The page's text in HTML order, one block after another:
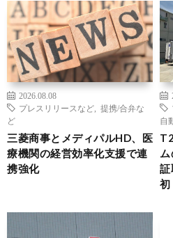
2026.08.08
プレスリリースなど
提携/合弁な
ど
三菱商事とメディパルHD、医
療機関の経営効率化支援で連
携強化
自
証
初